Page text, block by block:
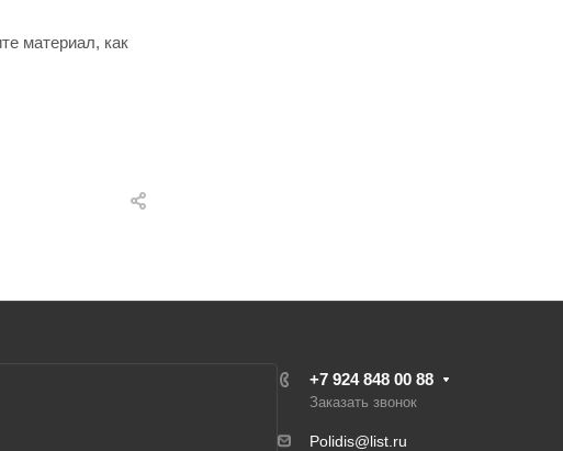
материал, как
+7 924 848 00 88
Заказать звонок
Polidis@list.ru